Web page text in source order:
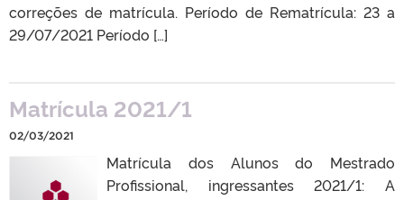
correções de matrícula. Período de Rematrícula: 23 a
29/07/2021 Período […]
Matrícula 2021/1
02/03/2021
Matrícula dos Alunos do Mestrado
Profissional, ingressantes 2021/1: A